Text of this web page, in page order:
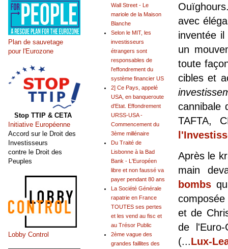
avec
inventée
un
toute
cibles et
cannibale
TAFTA,
Après le
main
bombs
et de
de l'Euro-
(...Lux-
Wall Street - Le
mariole de la Maison
Blanche
Selon le MIT, les
investisseurs
étrangers sont
responsables de
l'effondrement du
système financier US
2] Ce Pays, appelé
USA, en banqueroute
d'Etat. Effondrement
URSS-USA -
Commencement du
3ème millénaire
Du Traité de
Lisbonne à la Bad
Bank - L'Européen
libre et non faussé va
payer pendant 80 ans
La Société Générale
rapatrie en France
TOUTES ses pertes
et les vend au fisc et
au Trésor Public
2ème vague des
grandes faillites des
Plan de sauvetage
pour l'Eurozone
Stop TTIP & CETA
Initiative Européenne
Accord sur le Droit des
Investisseurs
contre le Droit des
Peuples
Lobby Control